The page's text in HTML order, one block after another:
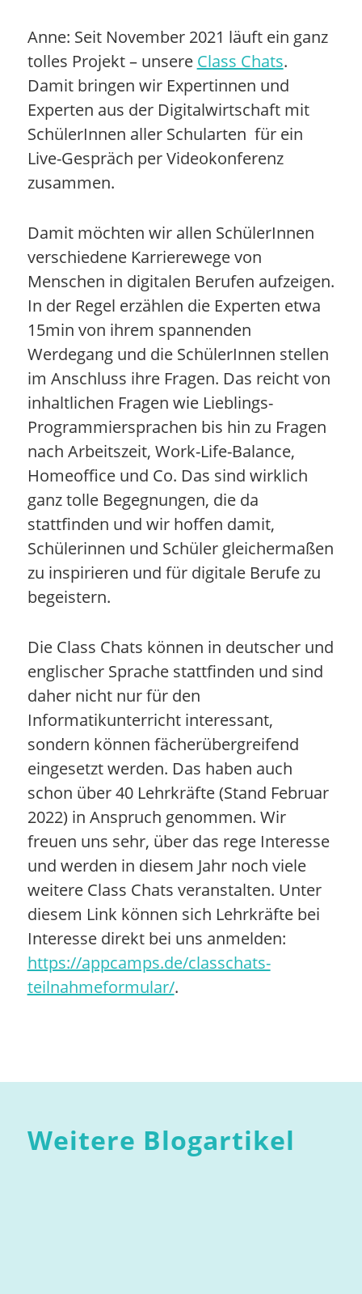
Anne: Seit November 2021 läuft ein ganz
tolles Projekt – unsere Class Chats.
Damit bringen wir Expertinnen und
Experten aus der Digitalwirtschaft mit
SchülerInnen aller Schularten für ein
Live-Gespräch per Videokonferenz
zusammen.
Damit möchten wir allen SchülerInnen
verschiedene Karrierewege von
Menschen in digitalen Berufen aufzeigen.
In der Regel erzählen die Experten etwa
15min von ihrem spannenden
Werdegang und die SchülerInnen stellen
im Anschluss ihre Fragen. Das reicht von
inhaltlichen Fragen wie Lieblings-
Programmiersprachen bis hin zu Fragen
nach Arbeitszeit, Work-Life-Balance,
Homeoffice und Co. Das sind wirklich
ganz tolle Begegnungen, die da
stattfinden und wir hoffen damit,
Schülerinnen und Schüler gleichermaßen
zu inspirieren und für digitale Berufe zu
begeistern.
Die Class Chats können in deutscher und
englischer Sprache stattfinden und sind
daher nicht nur für den
Informatikunterricht interessant,
sondern können fächerübergreifend
eingesetzt werden. Das haben auch
schon über 40 Lehrkräfte (Stand Februar
2022) in Anspruch genommen. Wir
freuen uns sehr, über das rege Interesse
und werden in diesem Jahr noch viele
weitere Class Chats veranstalten. Unter
diesem Link können sich Lehrkräfte bei
Interesse direkt bei uns anmelden:
https://appcamps.de/classchats-
teilnahmeformular/.
Weitere Blogartikel